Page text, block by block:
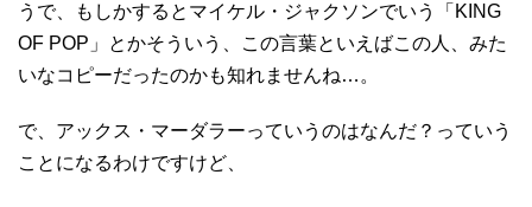
うで、もしかするとマイケル・ジャクソンでいう「KING
OF POP」とかそういう、この言葉といえばこの人、みた
いなコピーだったのかも知れませんね…。
で、アックス・マーダラーっていうのはなんだ？っていう
ことになるわけですけど、